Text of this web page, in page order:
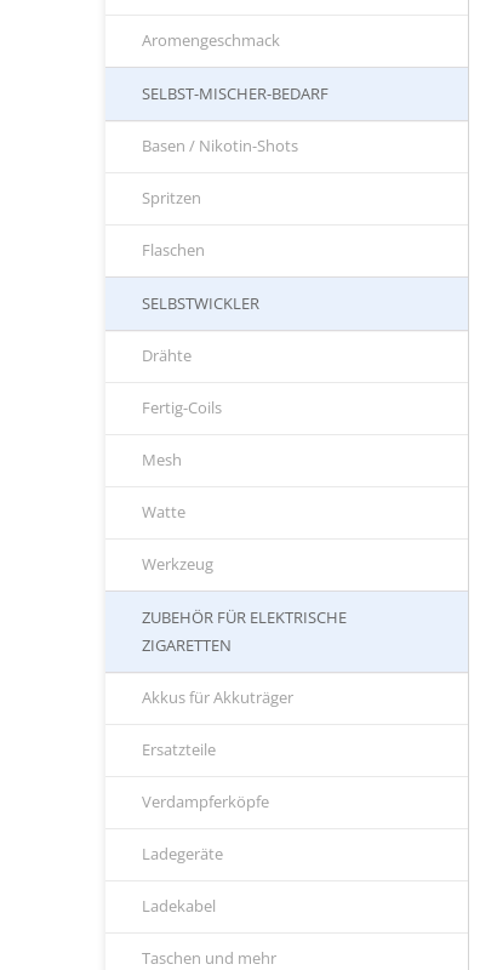
Aromengeschmack
SELBST-MISCHER-BEDARF
Basen / Nikotin-Shots
Spritzen
Flaschen
SELBSTWICKLER
Drähte
Fertig-Coils
Mesh
Watte
Werkzeug
ZUBEHÖR FÜR ELEKTRISCHE
ZIGARETTEN
Akkus für Akkuträger
Ersatzteile
Verdampferköpfe
Ladegeräte
Ladekabel
Taschen und mehr